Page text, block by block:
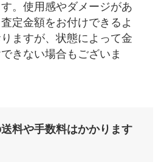
。使用感やダメージがあ
定金額をお付けできるよ
ますが、状態によって金
きない場合もございま
料や手数料はかかります